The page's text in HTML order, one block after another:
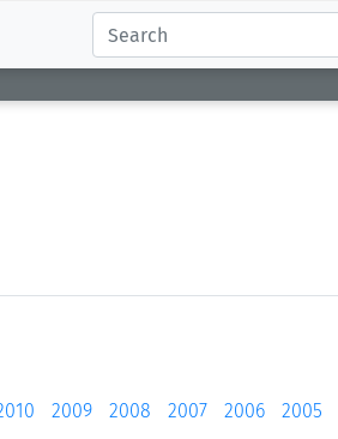
2009 2008 2007 2006 2005